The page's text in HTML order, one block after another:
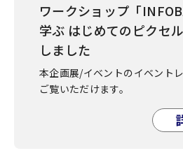
ワークショップ「
学ぶ はじめてのピクセ
しました
本企画展/イベントのイベント
ご覧いただけます。